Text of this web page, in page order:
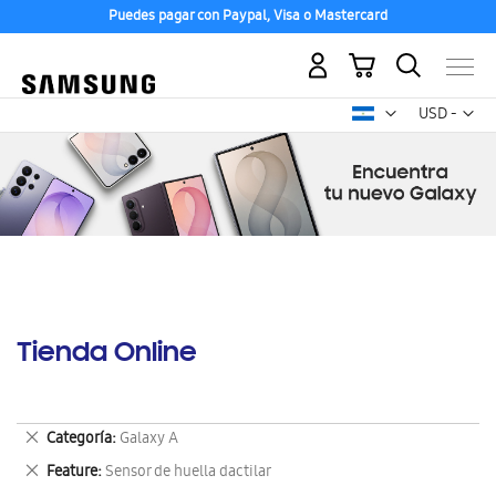
Puedes pagar con Paypal, Visa o Mastercard
USD -
dólar
Mi carrito
Tienda Online
Categoría Galaxy A
Eliminar
este
artículo
Feature Sensor de huella dactilar
Eliminar